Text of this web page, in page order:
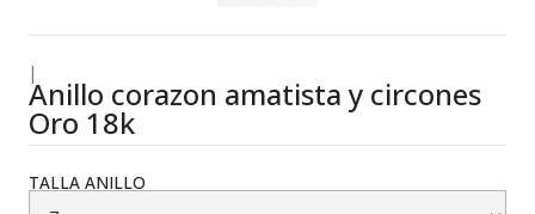
|
Anillo corazon amatista y circones
Oro 18k
TALLA ANILLO